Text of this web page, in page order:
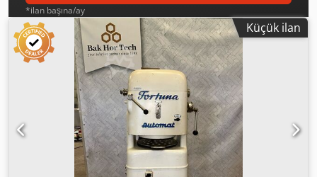
*ilan başına/ay
Küçük ilan